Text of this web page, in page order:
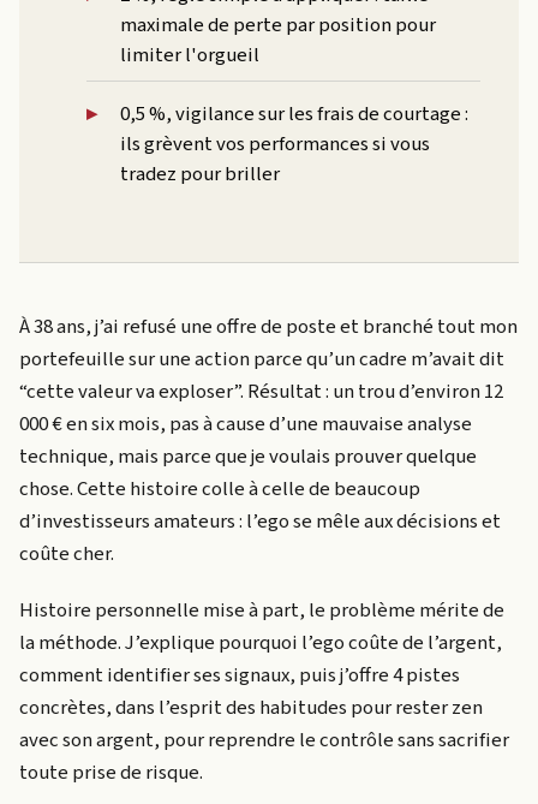
maximale de perte par position pour
limiter l'orgueil
0,5 %, vigilance sur les frais de courtage :
ils grèvent vos performances si vous
tradez pour briller
À 38 ans, j’ai refusé une offre de poste et branché tout mon
portefeuille sur une action parce qu’un cadre m’avait dit
“cette valeur va exploser”. Résultat : un trou d’environ 12
000 € en six mois, pas à cause d’une mauvaise analyse
technique, mais parce que je voulais prouver quelque
chose. Cette histoire colle à celle de beaucoup
d’investisseurs amateurs : l’ego se mêle aux décisions et
coûte cher.
Histoire personnelle mise à part, le problème mérite de
la méthode. J’explique pourquoi l’ego coûte de l’argent,
comment identifier ses signaux, puis j’offre 4 pistes
concrètes, dans l’esprit des habitudes pour rester zen
avec son argent, pour reprendre le contrôle sans sacrifier
toute prise de risque.